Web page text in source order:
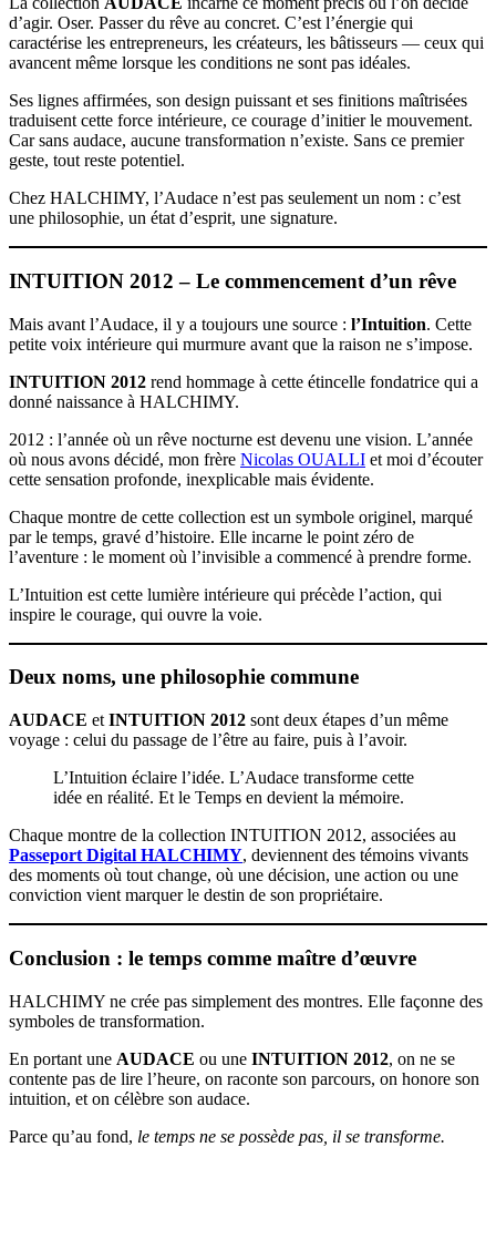
d’agir. Oser. Passer du rêve au concret. C’est l’énergie qui
caractérise les entrepreneurs, les créateurs, les bâtisseurs — ceux qui
avancent même lorsque les conditions ne sont pas idéales.
Ses lignes affirmées, son design puissant et ses finitions maîtrisées
traduisent cette force intérieure, ce courage d’initier le mouvement.
Car sans audace, aucune transformation n’existe. Sans ce premier
geste, tout reste potentiel.
Chez HALCHIMY, l’Audace n’est pas seulement un nom : c’est
une philosophie, un état d’esprit, une signature.
INTUITION 2012 – Le commencement d’un rêve
Mais avant l’Audace, il y a toujours une source : l’Intuition. Cette
petite voix intérieure qui murmure avant que la raison ne s’impose.
INTUITION 2012 rend hommage à cette étincelle fondatrice qui a
donné naissance à HALCHIMY.
2012 : l’année où un rêve nocturne est devenu une vision. L’année
où nous avons décidé, mon frère Nicolas OUALLI et moi d’écouter
cette sensation profonde, inexplicable mais évidente.
Chaque montre de cette collection est un symbole originel, marqué
par le temps, gravé d’histoire. Elle incarne le point zéro de
l’aventure : le moment où l’invisible a commencé à prendre forme.
L’Intuition est cette lumière intérieure qui précède l’action, qui
inspire le courage, qui ouvre la voie.
Deux noms, une philosophie commune
AUDACE et INTUITION 2012 sont deux étapes d’un même
voyage : celui du passage de l’être au faire, puis à l’avoir.
L’Intuition éclaire l’idée. L’Audace transforme cette
idée en réalité. Et le Temps en devient la mémoire.
Chaque montre de la collection INTUITION 2012, associées au
Passeport Digital HALCHIMY, deviennent des témoins vivants
des moments où tout change, où une décision, une action ou une
conviction vient marquer le destin de son propriétaire.
Conclusion : le temps comme maître d’œuvre
HALCHIMY ne crée pas simplement des montres. Elle façonne des
symboles de transformation.
En portant une AUDACE ou une INTUITION 2012, on ne se
contente pas de lire l’heure, on raconte son parcours, on honore son
intuition, et on célèbre son audace.
Parce qu’au fond, le temps ne se possède pas, il se transforme.